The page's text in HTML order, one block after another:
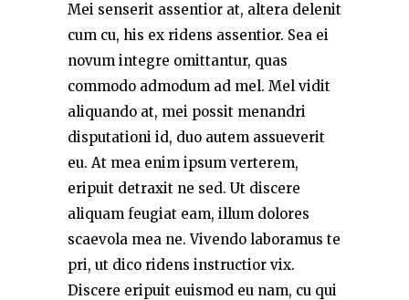
Mei senserit assentior at, altera delenit
cum cu, his ex ridens assentior. Sea ei
novum integre omittantur, quas
commodo admodum ad mel. Mel vidit
aliquando at, mei possit menandri
disputationi id, duo autem assueverit
eu. At mea enim ipsum verterem,
eripuit detraxit ne sed. Ut discere
aliquam feugiat eam, illum dolores
scaevola mea ne. Vivendo laboramus te
pri, ut dico ridens instructior vix.
Discere eripuit euismod eu nam, cu qui